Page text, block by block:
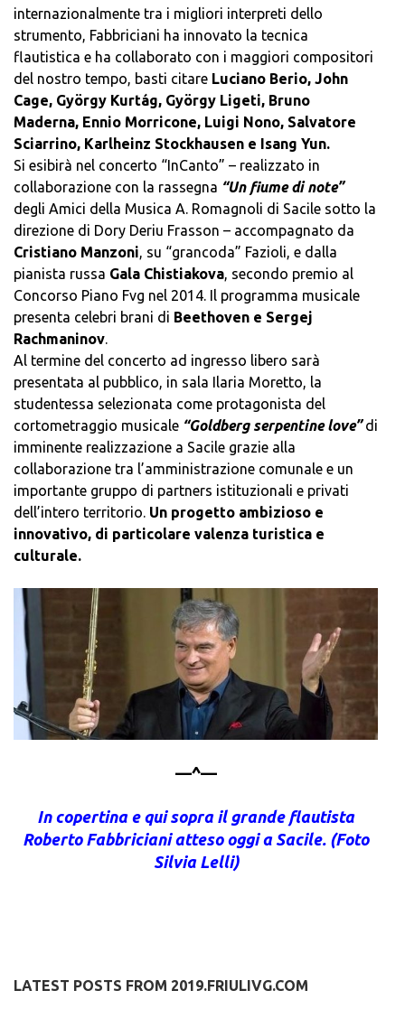
internazionalmente tra i migliori interpreti dello
strumento, Fabbriciani ha innovato la tecnica
flautistica e ha collaborato con i maggiori compositori
del nostro tempo, basti citare Luciano Berio, John
Cage, György Kurtág, György Ligeti, Bruno
Maderna, Ennio Morricone, Luigi Nono, Salvatore
Sciarrino, Karlheinz Stockhausen e Isang Yun.
Si esibirà nel concerto “InCanto” – realizzato in
collaborazione con la rassegna “Un fiume di note”
degli Amici della Musica A. Romagnoli di Sacile sotto la
direzione di Dory Deriu Frasson – accompagnato da
Cristiano Manzoni, su “grancoda” Fazioli, e dalla
pianista russa Gala Chistiakova, secondo premio al
Concorso Piano Fvg nel 2014. Il programma musicale
presenta celebri brani di Beethoven e Sergej
Rachmaninov.
Al termine del concerto ad ingresso libero sarà
presentata al pubblico, in sala Ilaria Moretto, la
studentessa selezionata come protagonista del
cortometraggio musicale “Goldberg serpentine love”di
imminente realizzazione a Sacile grazie alla
collaborazione tra l’amministrazione comunale e un
importante gruppo di partners istituzionali e privati
dell’intero territorio. Un progetto ambizioso e
innovativo, di particolare valenza turistica e
culturale.
—^—
In copertina e qui sopra il grande flautista
Roberto Fabbriciani atteso oggi a Sacile. (Foto
Silvia Lelli)
LATEST POSTS FROM 2019.FRIULIVG.COM